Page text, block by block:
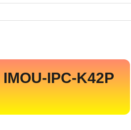
IMOU-IPC-K42P